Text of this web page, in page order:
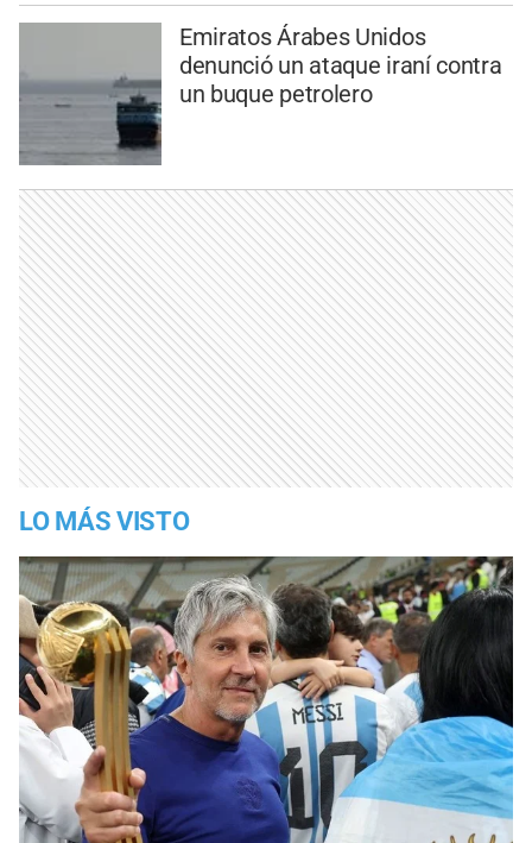
Emiratos Árabes Unidos
denunció un ataque iraní contra
un buque petrolero
LO MÁS VISTO